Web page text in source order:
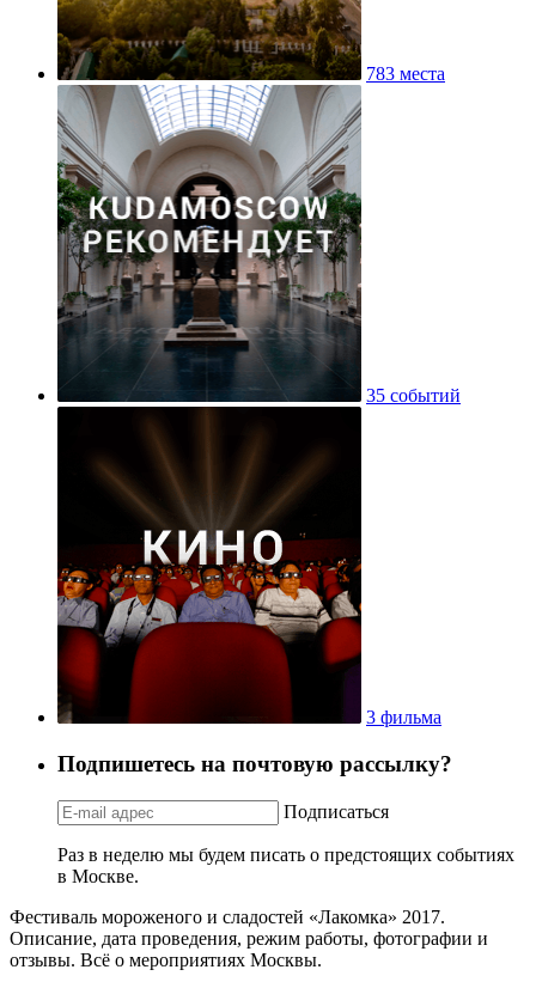
783 места
35 событий
3 фильма
Подпишетесь на почтовую рассылку?
Подписаться
Раз в неделю мы будем писать о предстоящих событиях
в Москве.
Фестиваль мороженого и сладостей «Лакомка» 2017.
Описание, дата проведения, режим работы, фотографии и
отзывы. Всё о мероприятиях Москвы.